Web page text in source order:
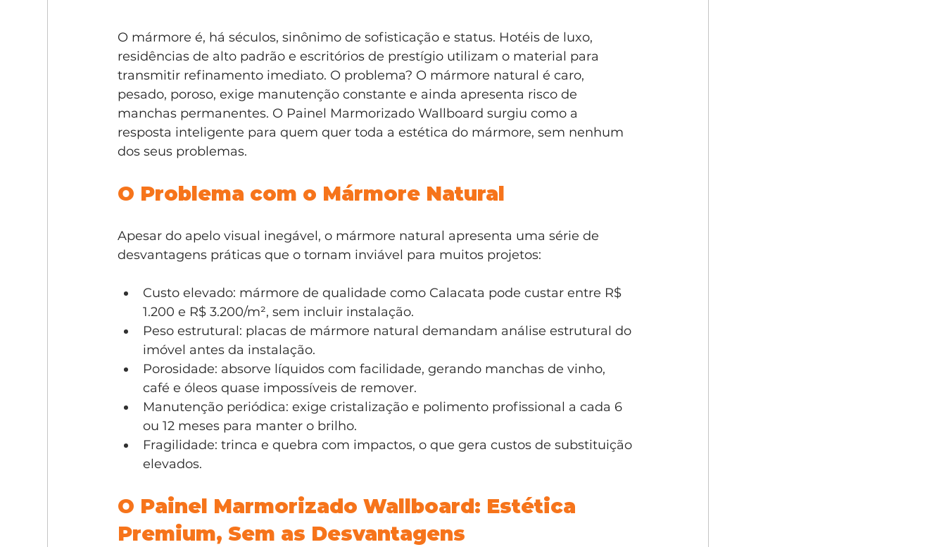
O mármore é, há séculos, sinônimo de sofisticação e status. Hotéis de luxo,
residências de alto padrão e escritórios de prestígio utilizam o material para
transmitir refinamento imediato. O problema? O mármore natural é caro,
pesado, poroso, exige manutenção constante e ainda apresenta risco de
manchas permanentes. O Painel Marmorizado Wallboard surgiu como a
resposta inteligente para quem quer toda a estética do mármore, sem nenhum
dos seus problemas.
O Problema com o Mármore Natural
Apesar do apelo visual inegável, o mármore natural apresenta uma série de
desvantagens práticas que o tornam inviável para muitos projetos:
Custo elevado: mármore de qualidade como Calacata pode custar entre R$
1.200 e R$ 3.200/m², sem incluir instalação.
Peso estrutural: placas de mármore natural demandam análise estrutural do
imóvel antes da instalação.
Porosidade: absorve líquidos com facilidade, gerando manchas de vinho,
café e óleos quase impossíveis de remover.
Manutenção periódica: exige cristalização e polimento profissional a cada 6
ou 12 meses para manter o brilho.
Fragilidade: trinca e quebra com impactos, o que gera custos de substituição
elevados.
O Painel Marmorizado Wallboard: Estética
Premium, Sem as Desvantagens